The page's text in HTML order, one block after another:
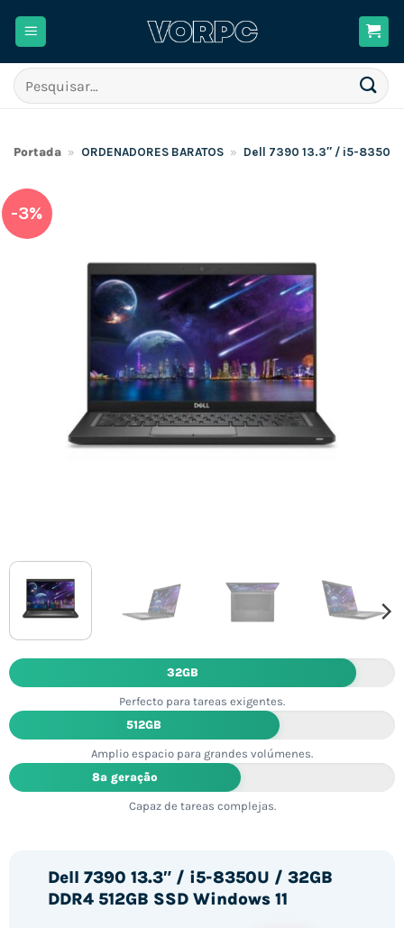
Pesquisar
por:
Portada » ORDENADORES BARATOS » Dell 7390 13.3″ / i5-8350U /
-3%
32GB
Perfecto para tareas exigentes.
512GB
Amplio espacio para grandes volúmenes.
8ª geração
Capaz de tareas complejas.
Dell 7390 13.3″ / i5-8350U / 32GB
DDR4 512GB SSD Windows 11